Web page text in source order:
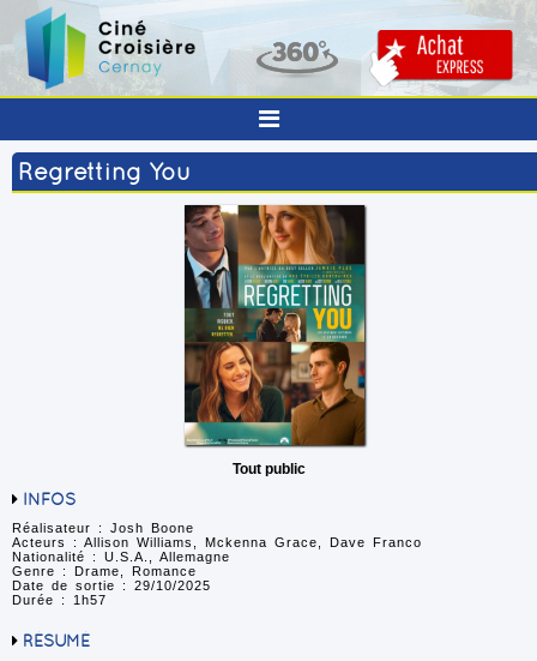
Regretting You
Tout public
INFOS
Réalisateur : Josh Boone
Acteurs : Allison Williams, Mckenna Grace, Dave Franco
Nationalité : U.S.A., Allemagne
Genre : Drame, Romance
Date de sortie : 29/10/2025
Durée : 1h57
RÉSUMÉ